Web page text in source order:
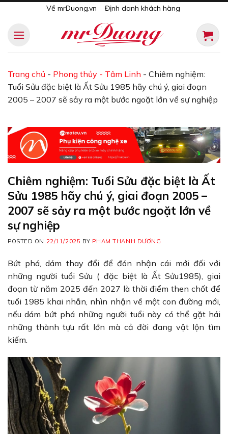
content
Về mrDuong.vn Định danh khách hàng
Trang chủ - Phong thủy - Tâm Linh - Chiêm nghiệm:
Tuổi Sửu đặc biệt là Ất Sửu 1985 hãy chú ý, giai đoạn
2005 – 2007 sẽ sảy ra một bước ngoặt lớn về sự nghiệp
Chiêm nghiệm: Tuổi Sửu đặc biệt là Ất
Sửu 1985 hãy chú ý, giai đoạn 2005 –
2007 sẽ sảy ra một bước ngoặt lớn về
sự nghiệp
POSTED ON 22/11/2025 BY PHAM THANH DƯƠNG
Bứt phá, dám thay đổi để đón nhận cái mới đối với
những người tuổi Sửu ( đặc biệt là Ất Sửu1985), giai
đoạn từ năm 2025 đến 2027 là thời điểm then chốt để
tuổi 1985 khai nhẵn, nhìn nhận về một con đường mới,
nếu dám bứt phá những người tuổi này có thể gặt hái
những thành tựu rất lớn mà cả đời đang vật lộn tìm
kiếm.